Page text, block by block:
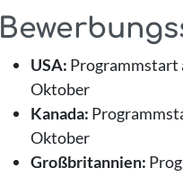
USA: Programmstart
Oktober
Kanada:
Oktober
Großbritannien: